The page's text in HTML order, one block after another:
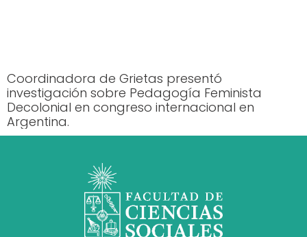
Coordinadora de Grietas presentó
investigación sobre Pedagogía Feminista
Decolonial en congreso internacional en
Argentina.